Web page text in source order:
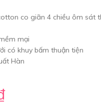
co giãn 4 chiều ôm sát
mại
có khuy bấm thuận tiện
Hàn